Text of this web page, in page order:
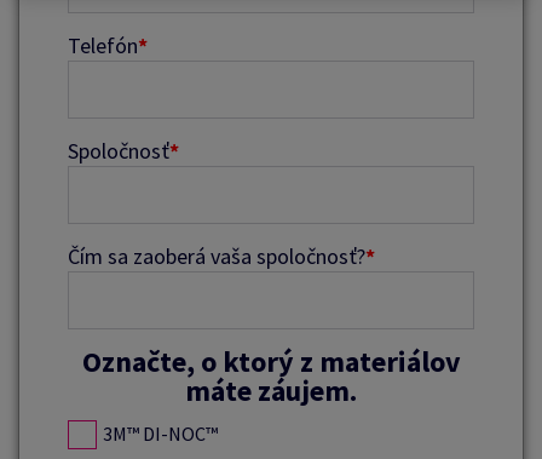
Telefón*
Spoločnosť*
Čím sa zaoberá vaša spoločnosť?*
Označte, o ktorý z materiálov
máte záujem.
3M™ DI-NOC™